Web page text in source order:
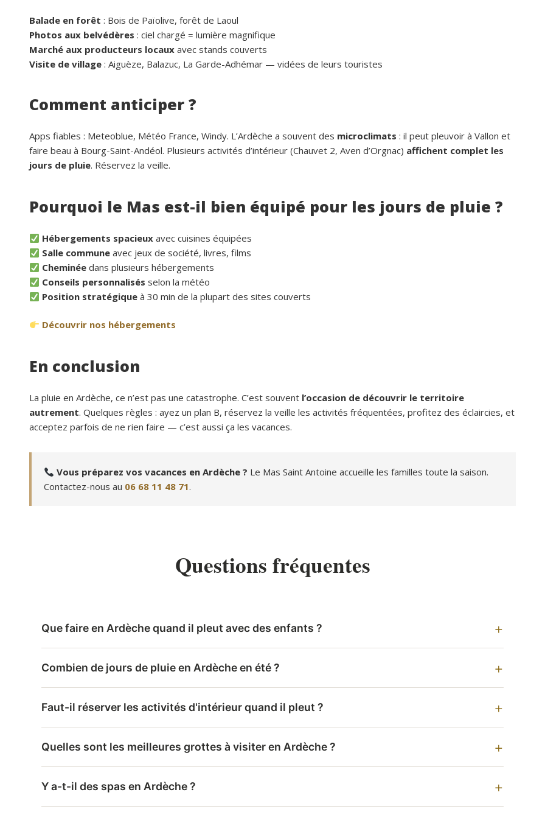
Balade en forêt : Bois de Païolive, forêt de Laoul
Photos aux belvédères : ciel chargé = lumière magnifique
Marché aux producteurs locaux avec stands couverts
Visite de village : Aiguèze, Balazuc, La Garde-Adhémar — vidées de leurs touristes
Comment anticiper ?
Apps fiables : Meteoblue, Météo France, Windy. L’Ardèche a souvent des microclimats : il peut pleuvoir à Vallon et
faire beau à Bourg-Saint-Andéol. Plusieurs activités d’intérieur (Chauvet 2, Aven d’Orgnac) affichent complet les
jours de pluie. Réservez la veille.
Pourquoi le Mas est-il bien équipé pour les jours de pluie ?
Hébergements spacieux avec cuisines équipées
Salle commune avec jeux de société, livres, films
Cheminée dans plusieurs hébergements
Conseils personnalisés selon la météo
Position stratégique à 30 min de la plupart des sites couverts
Découvrir nos hébergements
En conclusion
La pluie en Ardèche, ce n’est pas une catastrophe. C’est souvent l’occasion de découvrir le territoire
autrement. Quelques règles : ayez un plan B, réservez la veille les activités fréquentées, profitez des éclaircies, et
acceptez parfois de ne rien faire — c’est aussi ça les vacances.
Vous préparez vos vacances en Ardèche ? Le Mas Saint Antoine accueille les familles toute la saison.
Contactez-nous au 06 68 11 48 71.
Questions fréquentes
Que faire en Ardèche quand il pleut avec des enfants ?
Combien de jours de pluie en Ardèche en été ?
Faut-il réserver les activités d'intérieur quand il pleut ?
Quelles sont les meilleures grottes à visiter en Ardèche ?
Y a-t-il des spas en Ardèche ?